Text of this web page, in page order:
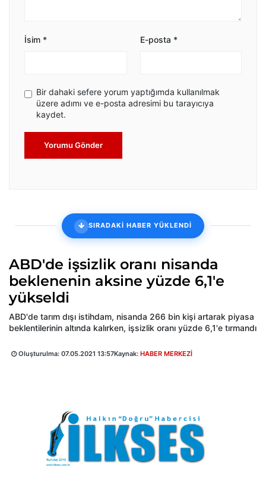
İsim * E-posta *
Bir dahaki sefere yorum yaptığımda kullanılmak
üzere adımı ve e-posta adresimi bu tarayıcıya
kaydet.
Yorumu Gönder
SIRADAKİ HABER YÜKLENDİ
ABD'de işsizlik oranı nisanda
beklenenin aksine yüzde 6,1'e
yükseldi
ABD'de tarım dışı istihdam, nisanda 266 bin kişi artarak piyasa
beklentilerinin altında kalırken, işsizlik oranı yüzde 6,1'e tırmandı
Oluşturulma: 07.05.2021 13:57Kaynak: HABER MERKEZİ